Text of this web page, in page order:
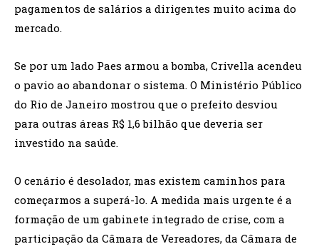
pagamentos de salários a dirigentes muito acima do
mercado.
Se por um lado Paes armou a bomba, Crivella acendeu
o pavio ao abandonar o sistema. O Ministério Público
do Rio de Janeiro mostrou que o prefeito desviou
para outras áreas R$ 1,6 bilhão que deveria ser
investido na saúde.
O cenário é desolador, mas existem caminhos para
começarmos a superá-lo. A medida mais urgente é a
formação de um gabinete integrado de crise, com a
participação da Câmara de Vereadores, da Câmara de